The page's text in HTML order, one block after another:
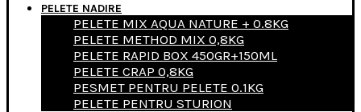
PELETE NADIRE
PELETE MIX AQUA NATURE + 0.8KG
PELETE METHOD MIX 0,8KG
PELETE RAPID BOX 450GR+150ML
PELETE CRAP 0,8KG
PESMET PENTRU PELETE 0.1KG
PELETE PENTRU STURION